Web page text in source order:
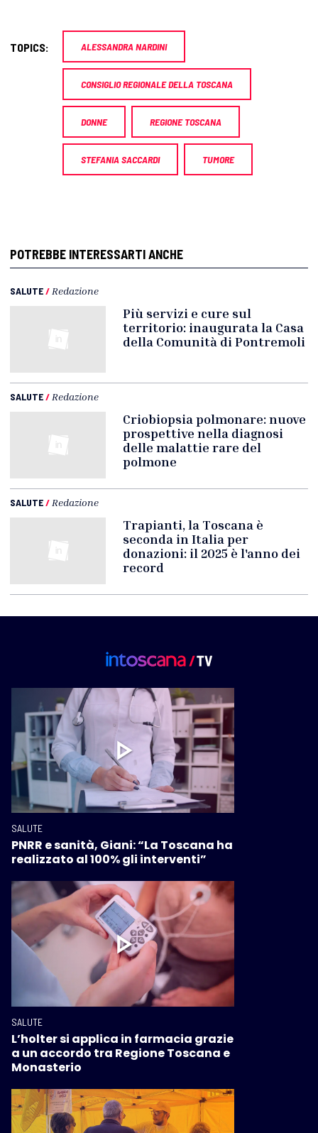
TOPICS: ALESSANDRA NARDINI
CONSIGLIO REGIONALE DELLA TOSCANA
DONNE REGIONE TOSCANA
STEFANIA SACCARDI TUMORE
POTREBBE INTERESSARTI ANCHE
SALUTE/ Redazione
Più servizi e cure sul
territorio: inaugurata la Casa
della Comunità di Pontremoli
SALUTE/ Redazione
Criobiopsia polmonare: nuove
prospettive nella diagnosi
delle malattie rare del
polmone
SALUTE/ Redazione
Trapianti, la Toscana è
seconda in Italia per
donazioni: il 2025 è l'anno dei
record
SALUTE
PNRR e sanità, Giani: “La Toscana ha
realizzato al 100% gli interventi”
SALUTE
L’holter si applica in farmacia grazie
a un accordo tra Regione Toscana e
Monasterio